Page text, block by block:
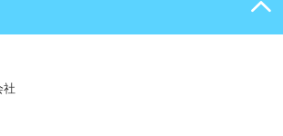
社